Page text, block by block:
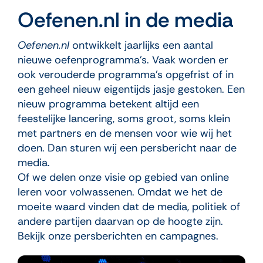
Oefenen.nl in de media
Oefenen.nlontwikkelt jaarlijks een aantal
nieuwe oefenprogramma’s. Vaak worden er
ook verouderde programma’s opgefrist of in
een geheel nieuw eigentijds jasje gestoken. Een
nieuw programma betekent altijd een
feestelijke lancering, soms groot, soms klein
met partners en de mensen voor wie wij het
doen. Dan sturen wij een persbericht naar de
media.
Of we delen onze visie op gebied van online
leren voor volwassenen. Omdat we het de
moeite waard vinden dat de media, politiek of
andere partijen daarvan op de hoogte zijn.
Bekijk onze persberichten en campagnes.